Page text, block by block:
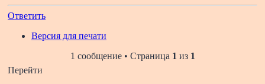
Ответить
Версия для печати
1 сообщение • Страница 1 из 1
Перейти